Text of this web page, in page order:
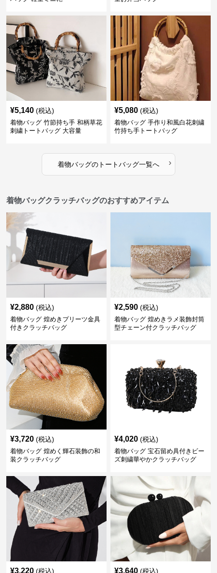
¥5,140 (税込)
着物バッグ 竹節持ち手 和柄草花
刺繍トートバッグ 大容量
¥5,080 (税込)
着物バッグ 手作り和風白花刺繍
竹持ち手トートバッグ
着物バッグのトートバッグ一覧へ ›
着物バッグクラッチバッグのおすすめアイテム
¥2,880 (税込)
着物バッグ 煌めきプリーツ金具
付きクラッチバッグ
¥2,590 (税込)
着物バッグ 煌めきラメ装飾封筒
型チェーン付クラッチバッグ
¥3,720 (税込)
着物バッグ 煌めく輝石装飾の和
装クラッチバッグ
¥4,020 (税込)
着物バッグ 宝石留め具付きビー
ズ刺繍華やかクラッチバッグ
¥3,220 (税込) ¥3,640 (税込)